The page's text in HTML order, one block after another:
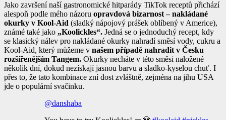
Jako završení naší gastronomické hitparády TikTok receptů přichází
alespoň podle mého názoru opravdová bizarnost – nakládané
okurky v Kool-Aid (sladký nápojový prášek oblíbený v Americe),
známé také jako „Koolickles“. Jedná se o jednoduchý recept, kdy
se klasický nálev pro nakládané okurky nahradí směsí vody, cukru a
Kool-Aid, který můžeme v našem případě nahradit v Česku
rozšířenějším Tangem. Okurky necháte v této směsi naložené
několik dní, dokud nezískají jasnou barvu a sladko-kyselou chuť. I
přes to, že tato kombinace zní dost zvláštně, zejména na jihu USA
jde o populární svačinku.
@danshaba